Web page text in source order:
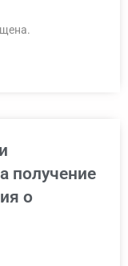
получение
о